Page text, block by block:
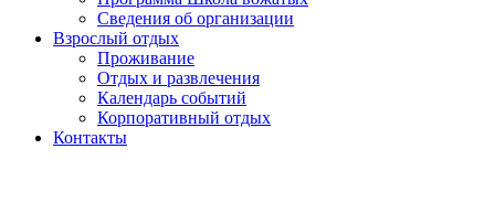
Cведения об организации
Взрослый отдых
Проживание
Отдых и развлечения
Календарь событий
Корпоративный отдых
Контакты